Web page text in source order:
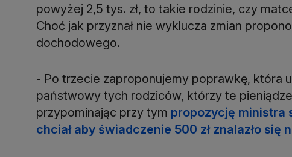
powyżej 2,5 tys. zł, to takie rodzinie, czy
Choć jak przyznał nie wyklucza zmian
dochodowego.
- Po trzecie zaproponujemy poprawkę, która
państwowy tych rodziców, którzy te
przypominając przy tym propozycję ministra
chciał aby świadczenie 500 zł znalazło się